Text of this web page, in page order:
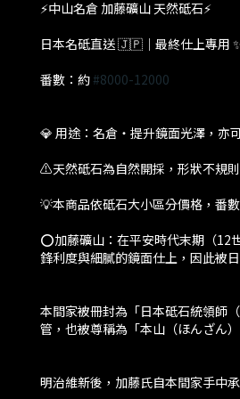
⚡️中山名倉 加藤礦山 天然砥石⚡
日本名砥直送 🇯🇵｜最終仕上專用
番數：約 #8000-12000
💎 用途：名倉・提升鏡面光澤，亦
⚠️天然砥石為自然開採，形狀不規
💡本商品依砥石大小區分價格，番
⭕加藤礦山：在平安時代末期（12
鋒利度與細膩的鏡面仕上，因此被
本間家被冊封為「日本砥石統領師
管，也被尊稱為「本山（ほんざん）
明治維新後，加藤氏自本間家手中